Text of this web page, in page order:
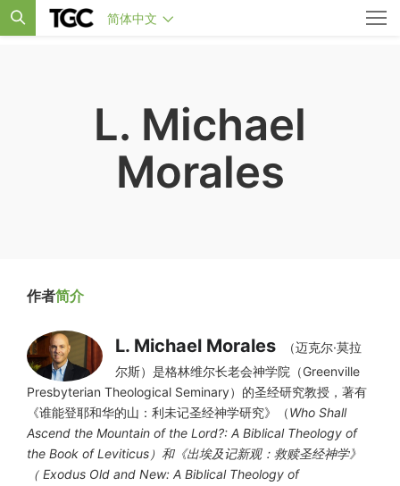
简体中文
L. Michael
Morales
作者简介
L. Michael Morales
（迈克尔·莫拉
尔斯）是格林维尔长老会神学院（Greenville
Presbyterian Theological Seminary）的圣经研究教授，著有
《谁能登耶和华的山：利未记圣经神学研究》（Who Shall
Ascend the Mountain of the Lord?: A Biblical Theology of
the Book of Leviticus）和《出埃及记新观：救赎圣经神学》
（ Exodus Old and New: A Biblical Theology of